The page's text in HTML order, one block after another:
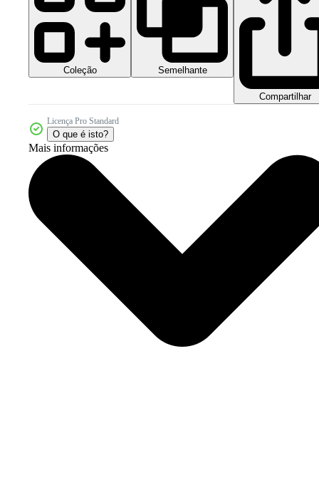
Coleção Semelhante
Compartilhar
Licença Pro Standard
O que é isto?
Mais informações